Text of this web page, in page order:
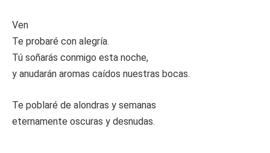
Ven
Te probaré con alegría.
Tú soñarás conmigo esta noche,
y anudarán aromas caídos nuestras bocas.
Te poblaré de alondras y semanas
eternamente oscuras y desnudas.